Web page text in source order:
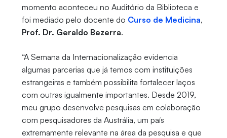
momento aconteceu no Auditório da Biblioteca e
foi mediado pelo docente do Curso de Medicina,
Prof. Dr. Geraldo Bezerra.
“A Semana da Internacionalização evidencia
algumas parcerias que já temos com instituições
estrangeiras e também possibilita fortalecer laços
com outras igualmente importantes. Desde 2019,
meu grupo desenvolve pesquisas em colaboração
com pesquisadores da Austrália, um país
extremamente relevante na área da pesquisa e que